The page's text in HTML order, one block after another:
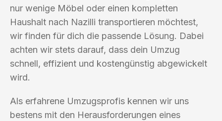
nur wenige Möbel oder einen kompletten
Haushalt nach Nazilli transportieren möchtest,
wir finden für dich die passende Lösung. Dabei
achten wir stets darauf, dass dein Umzug
schnell, effizient und kostengünstig abgewickelt
wird.
Als erfahrene Umzugsprofis kennen wir uns
bestens mit den Herausforderungen eines